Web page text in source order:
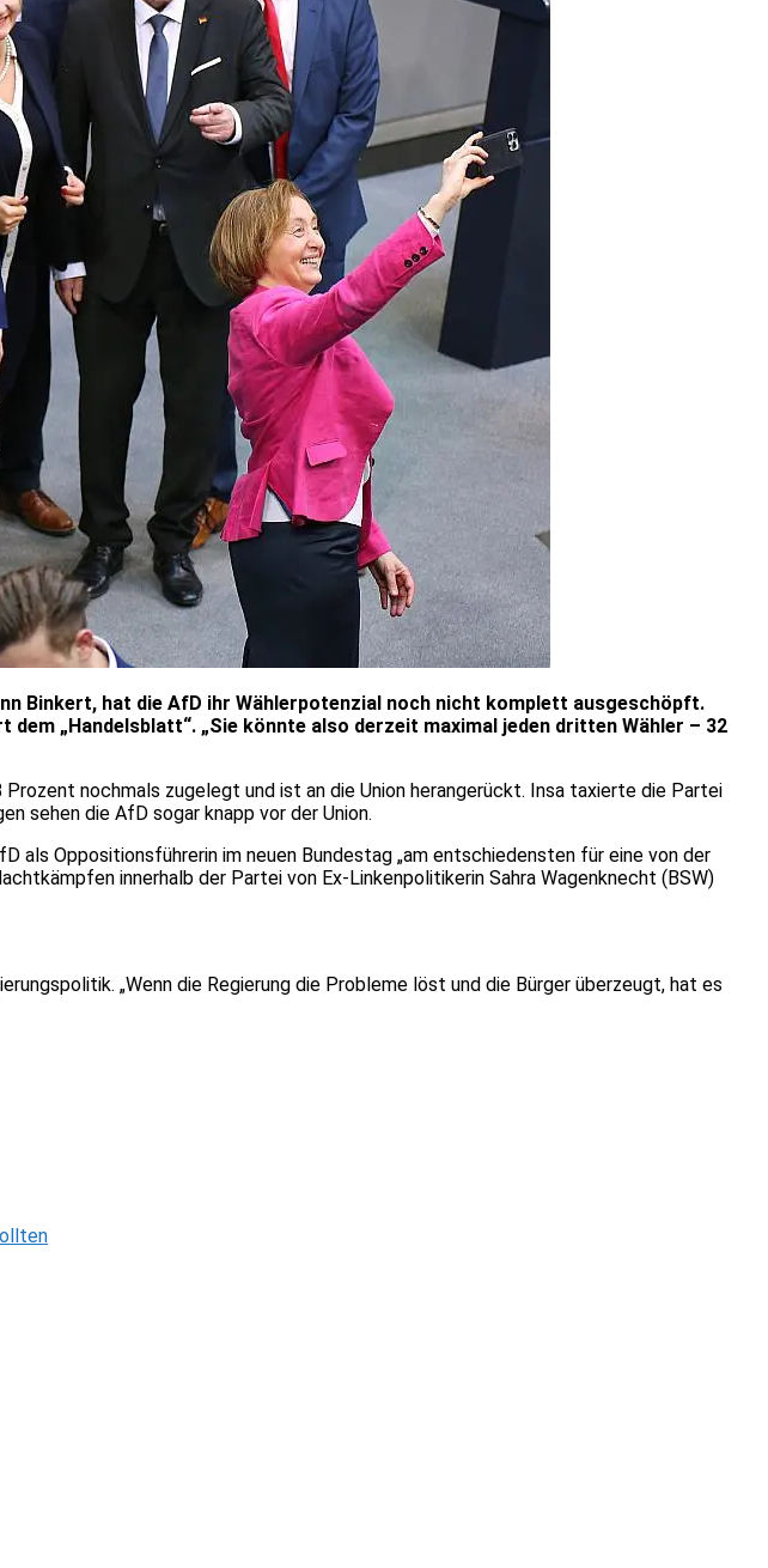
Binkert, hat die AfD ihr Wählerpotenzial noch nicht komplett ausgeschöpft.
„Handelsblatt“. „Sie könnte also derzeit maximal jeden dritten Wähler – 32
nochmals zugelegt und ist an die Union herangerückt. Insa taxierte die Partei
sehen die AfD sogar knapp vor der Union.
als Oppositionsführerin im neuen Bundestag „am entschiedensten für eine von der
innerhalb der Partei von Ex-Linkenpolitikerin Sahra Wagenknecht (BSW)
„Wenn die Regierung die Probleme löst und die Bürger überzeugt, hat es